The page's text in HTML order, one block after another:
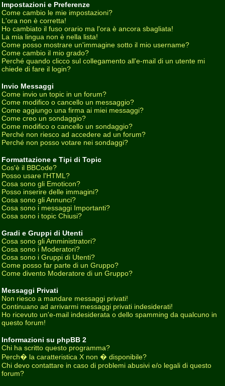
Impostazioni e Preferenze
Come cambio le mie impostazioni?
L'ora non è corretta!
Ho cambiato il fuso orario ma l'ora è ancora sbagliata!
La mia lingua non è nella lista!
Come posso mostrare un'immagine sotto il mio username?
Come cambio il mio grado?
Perché quando clicco sul collegamento all'e-mail di un utente mi
chiede di fare il login?
Invio Messaggi
Come invio un topic in un forum?
Come modifico o cancello un messaggio?
Come aggiungo una firma ai miei messaggi?
Come creo un sondaggio?
Come modifico o cancello un sondaggio?
Perché non riesco ad accedere ad un forum?
Perché non posso votare nei sondaggi?
Formattazione e Tipi di Topic
Cos'è il BBCode?
Posso usare l'HTML?
Cosa sono gli Emoticon?
Posso inserire delle immagini?
Cosa sono gli Annunci?
Cosa sono i messaggi Importanti?
Cosa sono i topic Chiusi?
Gradi e Gruppi di Utenti
Cosa sono gli Amministratori?
Cosa sono i Moderatori?
Cosa sono i Gruppi di Utenti?
Come posso far parte di un Gruppo?
Come divento Moderatore di un Gruppo?
Messaggi Privati
Non riesco a mandare messaggi privati!
Continuano ad arrivarmi messaggi privati indesiderati!
Ho ricevuto un'e-mail indesiderata o dello spamming da qualcuno in
questo forum!
Informazioni su phpBB 2
Chi ha scritto questo programma?
Perch� la caratteristica X non � disponibile?
Chi devo contattare in caso di problemi abusivi e/o legali di questo
forum?